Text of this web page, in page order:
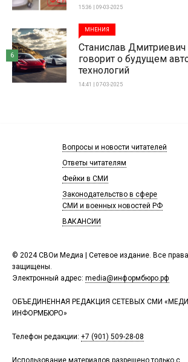
15:36 | 09-03-2025
МНЕНИЯ
Станислав
говорит о будущем
технологий
14:41 | 07-03-2025
6
© 2024 СВОи Медиа | Сетевое издание. Все права
защищены.
Электронный адрес: media@информбюро.рф
ОБЪЕДИНЕННАЯ РЕДАКЦИЯ СЕТЕВЫХ СМИ
ИНФОРМБЮРО»
Телефон редакции: +7 (901) 509-28-08
Использование материалов разрешено только с
Вопросы и новости читателей
Ответы читателям
Фейки в СМИ
Законодательство в сфере
СМИ и военных новостей РФ
ВАКАНСИИ